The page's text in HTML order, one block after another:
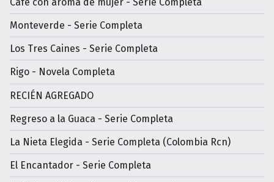
Monteverde - Serie Completa
Los Tres Caines - Serie Completa
Rigo - Novela Completa
RECIÉN AGREGADO
Regreso a la Guaca - Serie Completa
La Nieta Elegida - Serie Completa (Colombia Rcn)
El Encantador - Serie Completa